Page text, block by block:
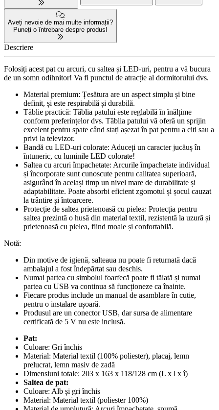
Aveți nevoie de mai multe informații?
Puneți o întrebare despre produs!
Descriere
Folosiți acest pat cu arcuri, cu saltea și LED-uri, pentru a vă bucura
de un somn odihnitor! Va fi punctul de atracție al dormitorului dvs.
Material premium: Țesătura are un aspect simplu și bine
definit, și este respirabilă și durabilă.
Tăblie practică: Tăblia patului este reglabilă în înălțime
conform preferințelor dvs. Tăblia patului vă oferă un sprijin
excelent pentru spate când stați așezat în pat pentru a citi sau a
privi la televizor.
Bandă cu LED-uri colorate: Aduceți un caracter jucăuș în
întuneric, cu luminile LED colorate!
Saltea cu arcuri împachetate: Arcurile împachetate individual
și încorporate sunt cunoscute pentru calitatea superioară,
asigurând în același timp un nivel mare de durabilitate și
adaptabilitate. Poate absorbi eficient zgomotul și șocul cauzat
la trântire și întoarcere.
Protecție de saltea prietenoasă cu pielea: Protecția pentru
saltea prezintă o husă din material textil, rezistentă la uzură și
prietenoasă cu pielea, fiind moale și confortabilă.
Notă:
Din motive de igienă, salteaua nu poate fi returnată dacă
ambalajul a fost îndepărtat sau deschis.
Numai partea cu simbolul foarfecă poate fi tăiată și numai
partea cu USB va continua să funcționeze ca înainte.
Fiecare produs include un manual de asamblare în cutie,
pentru o instalare ușoară.
Produsul are un conector USB, dar sursa de alimentare
certificată de 5 V nu este inclusă.
Pat:
Culoare: Gri închis
Material: Material textil (100% poliester), placaj, lemn
prelucrat, lemn masiv de zadă
Dimensiuni totale: 203 x 163 x 118/128 cm (L x l x î)
Saltea de pat:
Culoare: Alb și gri închis
Material: Material textil (poliester 100%)